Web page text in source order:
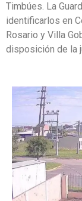
Timbúes. La
identificarlos en
Rosario y Villa
disposición de la